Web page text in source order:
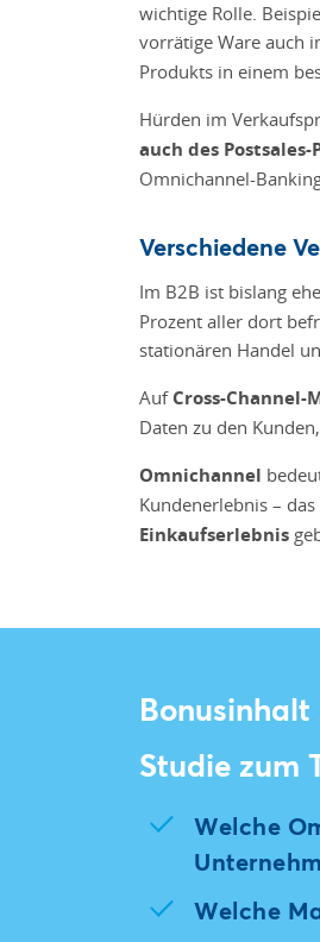
wichtige Rolle.
vorrätige Ware auch
Produkts in einem
Hürden im
auch des Postsales-
Omnichannel-
Verschiedene
Im B2B ist bislang
Prozent aller dort
stationären Handel
Auf Cross-Channel-
Daten zu den
Omnichannel
Kundenerlebnis – das
Einkaufserlebnis
Bonusinhalt
Studie zum
Welche
Welche